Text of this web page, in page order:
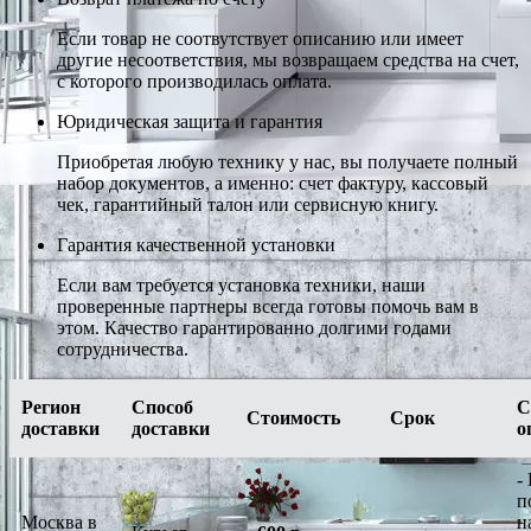
Если товар не соотвутствует описанию или имеет
другие несоответствия, мы возвращаем средства на счет,
с которого производилась оплата.
Юридическая защита и гарантия
Приобретая любую технику у нас, вы получаете полный
набор документов, а именно: счет фактуру, кассовый
чек, гарантийный талон или сервисную книгу.
Гарантия качественной установки
Если вам требуется установка техники, наши
проверенные партнеры всегда готовы помочь вам в
этом. Качество гарантированно долгими годами
сотрудничества.
Регион
доставки
Способ
доставки
Стоимость Срок
Москва в
-